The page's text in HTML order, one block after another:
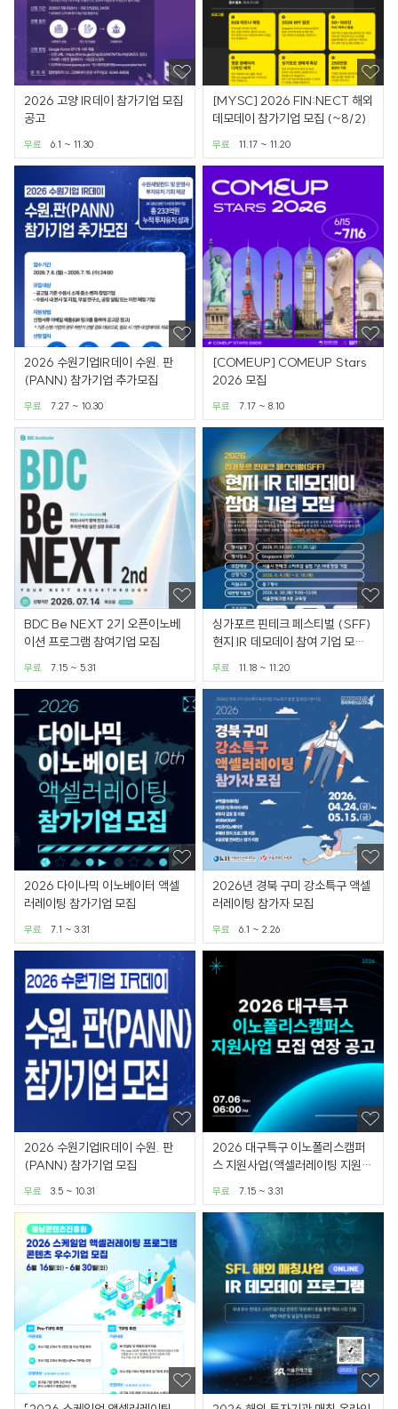
2026 고양 IR데이 참가기업 모집
공고
6.1 ~ 11.30
무료
[MYSC] 2026 FIN:NECT 해외
데모데이 참가기업 모집 (~8/2)
11.17 ~ 11.20
무료
2026 수원기업IR데이 수원. 판
(PANN) 참가기업 추가모집
7.27 ~ 10.30
무료
[COMEUP] COMEUP Stars
2026 모집
7.17 ~ 8.10
무료
BDC Be NEXT 2기 오픈이노베
이션 프로그램 참여기업 모집
7.15 ~ 5.31
무료
싱가포르 핀테크 페스티벌 (SFF)
현지 IR 데모데이 참여 기업 모집
11.18 ~ 11.20
무료
2026 다이나믹 이노베이터 액셀
러레이팅 참가기업 모집
7.1 ~ 3.31
무료
2026년 경북 구미 강소특구 액셀
러레이팅 참가자 모집
6.1 ~ 2.26
무료
2026 수원기업IR데이 수원. 판
(PANN) 참가기업 모집
3.5 ~ 10.31
무료
2026 대구특구 이노폴리스캠퍼
스 지원사업(액셀러레이팅 지원)
7.15 ~ 3.31
무료